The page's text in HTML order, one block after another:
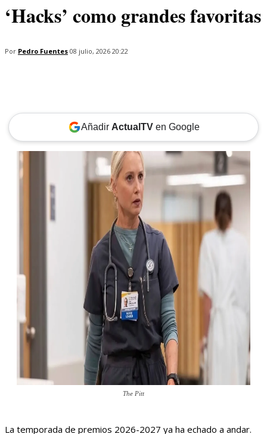
‘Hacks’ como grandes favoritas
Por Pedro Fuentes 08 julio, 2026 20:22
Añadir ActualTVen Google
The Pitt
La temporada de premios 2026-2027 ya ha echado a andar.